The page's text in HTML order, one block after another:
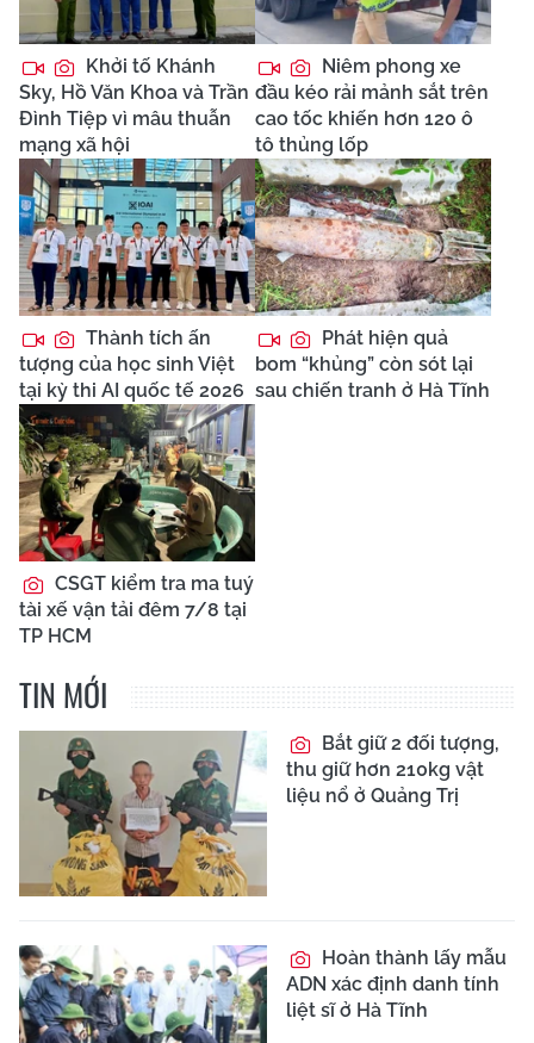
Khởi tố Khánh
Sky, Hồ Văn Khoa và Trần
Đình Tiệp vì mâu thuẫn
mạng xã hội
Niêm phong xe
đầu kéo rải mảnh sắt trên
cao tốc khiến hơn 120 ô
tô thủng lốp
Thành tích ấn
tượng của học sinh Việt
tại kỳ thi AI quốc tế 2026
Phát hiện quả
bom “khủng” còn sót lại
sau chiến tranh ở Hà Tĩnh
CSGT kiểm tra ma tuý
tài xế vận tải đêm 7/8 tại
TP HCM
TIN MỚI
Bắt giữ 2 đối tượng,
thu giữ hơn 210kg vật
liệu nổ ở Quảng Trị
Hoàn thành lấy mẫu
ADN xác định danh tính
liệt sĩ ở Hà Tĩnh